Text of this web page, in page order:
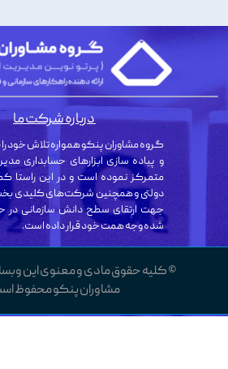
© کلیه حقوق مادی و معنوی این
مشاوران پنکو محفوظ
گروه مشاوران پنکو همواره تلاش خود
و پیاده سازی ابزارهای حسابداری
متمرکز نموده است و در این
دولتی و همچنین شرکت‌های کلیدی
جهت ارتقای سطح دانش سازمانی در
شده وجه همت خود قرار داده است.
درباره شرکت ما